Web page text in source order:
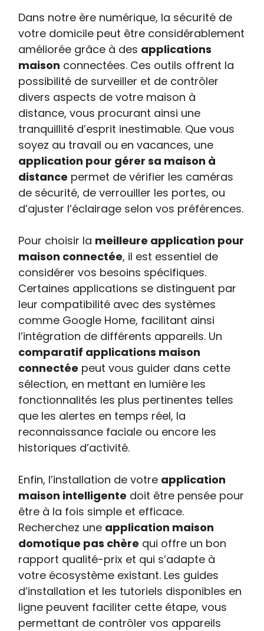
Dans notre ère numérique, la sécurité de
votre domicile peut être considérablement
améliorée grâce à des applications
maison connectées. Ces outils offrent la
possibilité de surveiller et de contrôler
divers aspects de votre maison à
distance, vous procurant ainsi une
tranquillité d’esprit inestimable. Que vous
soyez au travail ou en vacances, une
application pour gérer sa maison à
distance permet de vérifier les caméras
de sécurité, de verrouiller les portes, ou
d’ajuster l’éclairage selon vos préférences.
Pour choisir la meilleure application pour
maison connectée, il est essentiel de
considérer vos besoins spécifiques.
Certaines applications se distinguent par
leur compatibilité avec des systèmes
comme Google Home, facilitant ainsi
l’intégration de différents appareils. Un
comparatif applications maison
connectée peut vous guider dans cette
sélection, en mettant en lumière les
fonctionnalités les plus pertinentes telles
que les alertes en temps réel, la
reconnaissance faciale ou encore les
historiques d’activité.
Enfin, l’installation de votre application
maison intelligente doit être pensée pour
être à la fois simple et efficace.
Recherchez une application maison
domotique pas chère qui offre un bon
rapport qualité-prix et qui s’adapte à
votre écosystème existant. Les guides
d’installation et les tutoriels disponibles en
ligne peuvent faciliter cette étape, vous
permettant de contrôler vos appareils